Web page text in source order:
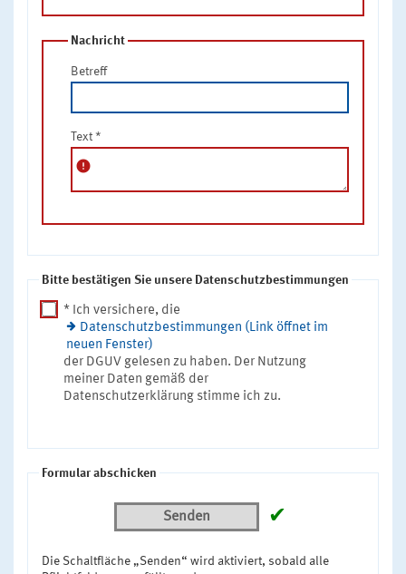
Nachricht
Betreff
Text *
error
Bitte bestätigen Sie unsere Datenschutzbestimmungen
* Ich versichere, die
Datenschutzbestimmungen (Link öffnet im
neuen Fenster)
der DGUV gelesen zu haben. Der Nutzung
meiner Daten gemäß der
Datenschutzerklärung stimme ich zu.
Formular abschicken
Senden ✔
Die Schaltfläche „Senden“ wird aktiviert, sobald alle